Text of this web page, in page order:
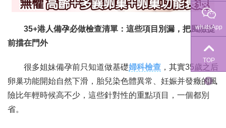
35+港人備孕必做檢查清單：這些項目別漏，把風險提
前擋在門外
很多姐妹備孕前只知道做基礎婦科檢查 ，其實35歲之后
卵巢功能開始自然下滑，胎兒染色體異常、妊娠并發癥的風
險比年輕時候高不少，這些針對性的重點項目，一個都別
省。
whatsApp
TOP